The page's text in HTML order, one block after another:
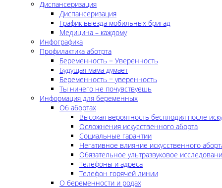
Диспансеризация
Диспансеризация
График выезда мобильных бригад
Медицина – каждому
Инфографика
Профилактика аботрта
Беременность = Уверенность
Будущая мама думает
Беременность = уверенность
Ты ничего не почувствуешь
Информация для беременных
Об абортах
Высокая вероятность бесплодия после
Осложнения искусственного аборта
Социальные гарантии
Негативное влияние искусственного
Обязательное ультразвуковое
Телефоны и адреса
Телефон горячей линии
О беременности и родах